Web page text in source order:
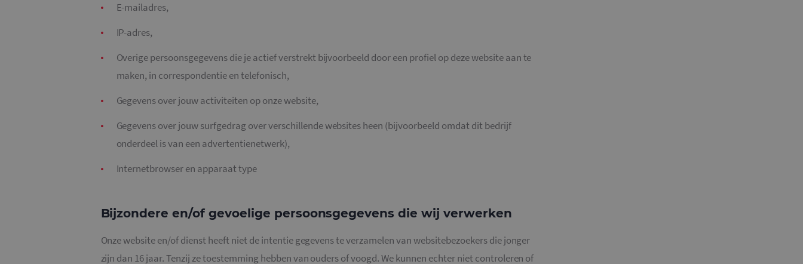
E-mailadres,
IP-adres,
Overige persoonsgegevens die je actief verstrekt bijvoorbeeld door een profiel op deze website aan te
maken, in correspondentie en telefonisch,
Gegevens over jouw activiteiten op onze website,
Gegevens over jouw surfgedrag over verschillende websites heen (bijvoorbeeld omdat dit bedrijf
onderdeel is van een advertentienetwerk),
Internetbrowser en apparaat type
Bijzondere en/of gevoelige persoonsgegevens die wij verwerken
Onze website en/of dienst heeft niet de intentie gegevens te verzamelen van websitebezoekers die jonger
zijn dan 16 jaar. Tenzij ze toestemming hebben van ouders of voogd. We kunnen echter niet controleren of